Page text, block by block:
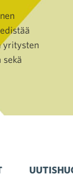
yritysten